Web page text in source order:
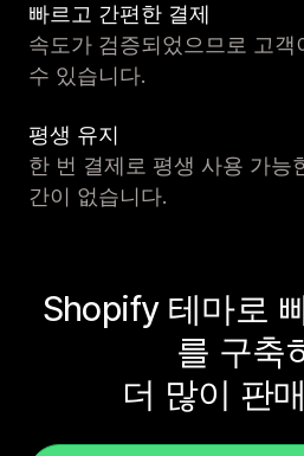
빠르고 간편한 결제
속도가 검증되었으므로 고
수 있습니다.
평생 유지
한 번 결제로 평생 사용 가능
간이 없습니다.
Shopify 테마로
를 구축
더 많이 판